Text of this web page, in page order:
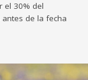
el 30% del
de la fecha